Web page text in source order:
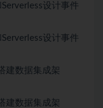
设计事件
设计事件
建数据集成架
建数据集成架